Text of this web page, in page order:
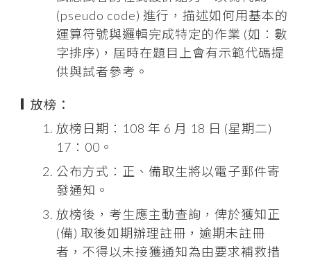
(pseudo code) 進行，描述如何用基本的
運算符號與邏輯完成特定的作業 (如：數
字排序)，屆時在題目上會有示範代碼提
供與試者參考。
放榜：
放榜日期：108 年 6 月 18 日 (星期二)
17：00。
公布方式：正、備取生將以電子郵件寄
發通知。
放榜後，考生應主動查詢，俾於獲知正
(備) 取後如期辦理註冊，逾期未註冊
者，不得以未接獲通知為由要求補救措